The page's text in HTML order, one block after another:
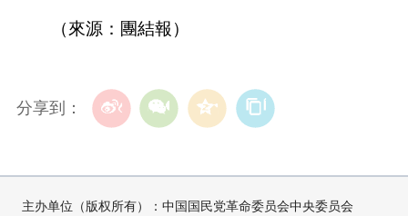
（來源：團結報）
分享到：
主办单位（版权所有）：中国国民党革命委员会中央委员会